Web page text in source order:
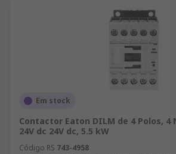
Em stock
Contactor Eaton DILM de 4 Polos, 4
24V dc 24V dc, 5.5 kW
Código RS 743-4958